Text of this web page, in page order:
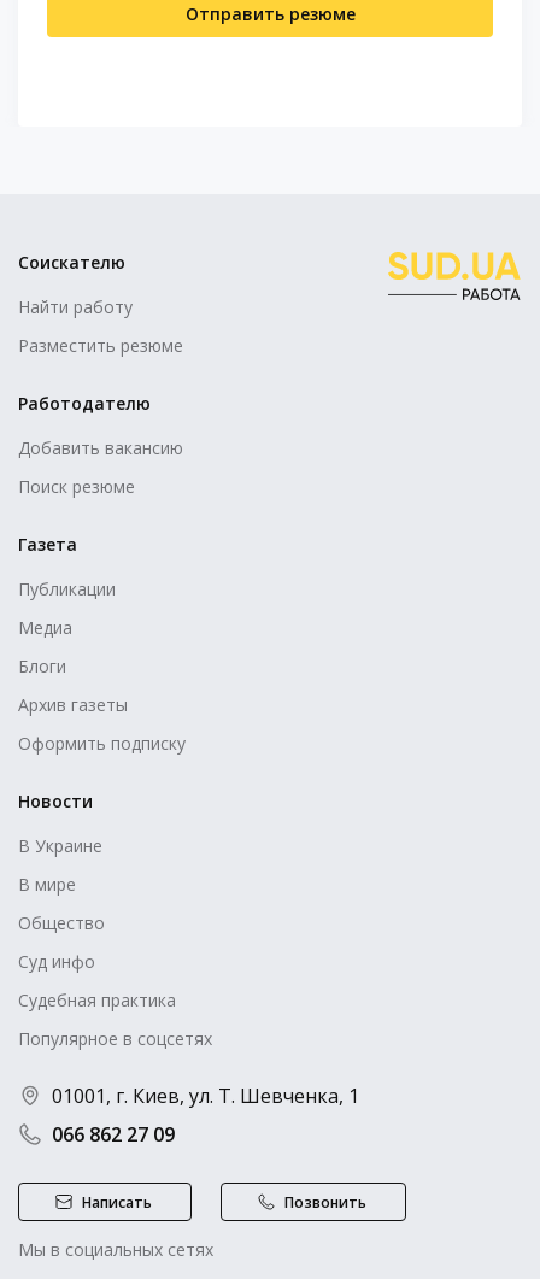
Отправить резюме
Соискателю
Найти работу
Разместить резюме
Работодателю
Добавить вакансию
Поиск резюме
Газета
Публикации
Медиа
Блоги
Архив газеты
Оформить подписку
Новости
В Украине
В мире
Общество
Суд инфо
Судебная практика
Популярное в соцсетях
066 862 27 09
01001, г. Киев, ул. Т. Шевченка, 1
Написать Позвонить
Мы в социальных сетях